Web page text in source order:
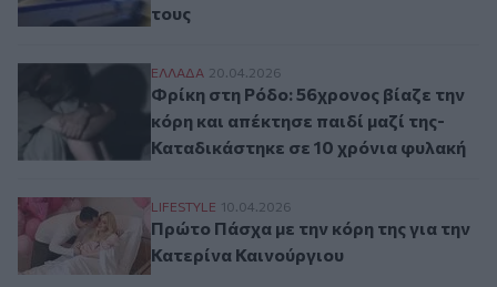
τους
Φρίκη στη Ρόδο: 56χρονος βίαζε την
ΕΛΛAΔΑ 20.04.2026
Φρίκη στη Ρόδο: 56χρονος βίαζε την
κόρη και απέκτησε παιδί μαζί της-
Καταδικάστηκε σε 10 χρόνια φυλακή
Πρώτο Πάσχα με την κόρη της για την
LIFESTYLE 10.04.2026
Πρώτο Πάσχα με την κόρη της για την
Κατερίνα Καινούργιου